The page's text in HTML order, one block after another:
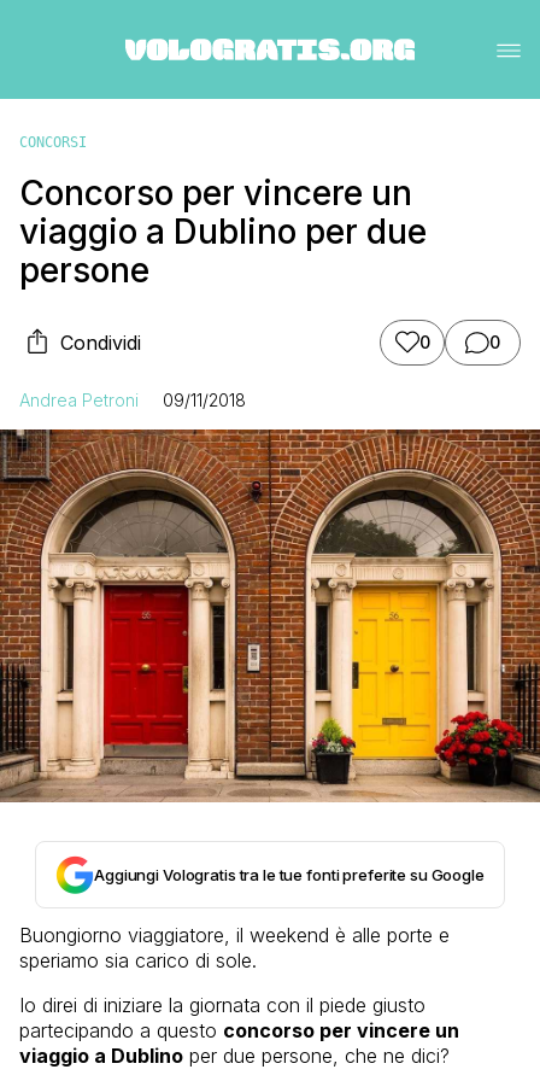
CONCORSI
Concorso per vincere un
viaggio a Dublino per due
persone
Condividi 0 0
Andrea Petroni 09/11/2018
Aggiungi Vologratis tra le tue fonti preferite su Google
Buongiorno viaggiatore, il weekend è alle porte e
speriamo sia carico di sole.
Io direi di iniziare la giornata con il piede giusto
partecipando a questo concorso per vincere un
viaggio a Dublino per due persone, che ne dici?